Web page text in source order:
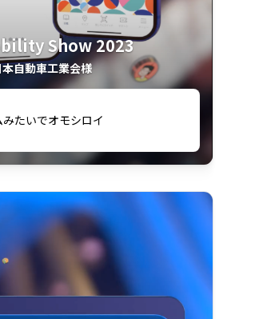
Show 2023
自動車工業会様
推しモビを探してビッグサイトで6時
在してしまった
モーターショーがアプリでもっと楽
した